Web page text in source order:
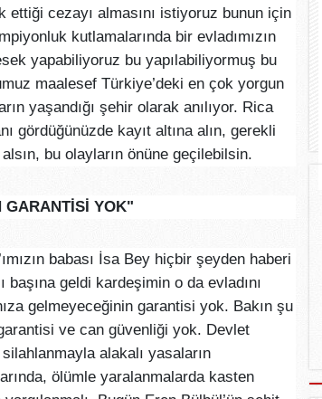
ettiği cezayı almasını istiyoruz bunun için
kutlamalarında bir evladımızın
yapabiliyoruz bu yapılabiliyormuş bu
maalesef Türkiye’deki en çok yorgun
yaşandığı şehir olarak anılıyor. Rica
gördüğünüzde kayıt altına alın, gerekli
bu olayların önüne geçilebilsin.
GARANTİSİ YOK"
babası İsa Bey hiçbir şeyden haberi
geldi kardeşimin o da evladını
gelmeyeceğinin garantisi yok. Bakın şu
ve can güvenliği yok. Devlet
alakalı yasaların
ölümle yaralanmalarda kasten